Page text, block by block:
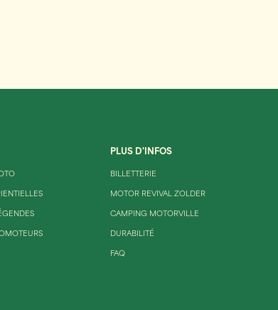
PLUS D'INFOS
BILLETTERIE
MOTOR REVIVAL ZOLDER
CAMPING MOTORVILLE
DURABILITÉ
FAQ